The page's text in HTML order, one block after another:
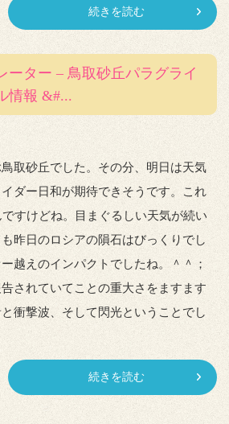
続きを読む
ーター – 鳥取砂丘パラグライ
情報 &#...
取砂丘でした。その分、明日は天気
ダー日和が期待できそうです。これ
すけどね。目まぐるしい天気が続い
昨日のロシアの隕石はびっくりでし
越えのインパクトでしたね。＾＾；
されていてことの重大さをますます
衝撃波、そして閃光ということでし
続きを読む